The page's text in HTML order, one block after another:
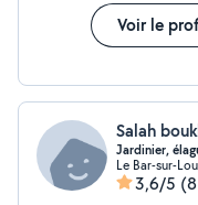
Voir le
Salah
Jardinier,
Le Bar-sur-
3,6/5